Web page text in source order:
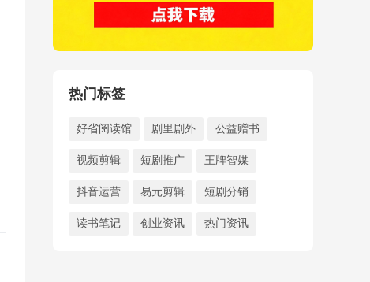
热门标签
好省阅读馆 剧里剧外 公益赠书
视频剪辑 短剧推广 王牌智媒
抖音运营 易元剪辑 短剧分销
读书笔记 创业资讯 热门资讯